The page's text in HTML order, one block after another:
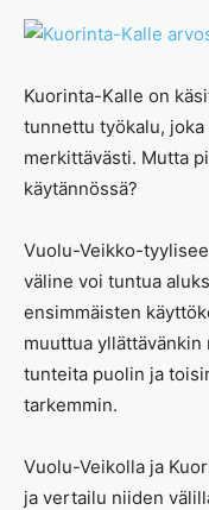
Kuorinta-Kalle on
tunnettu työkalu,
merkittävästi. Mutta
käytännössä?
Vuolu-Veikko-
väline voi tuntua
ensimmäisten
muuttua
tunteita puolin ja
tarkemmin.
Vuolu-Veikolla ja
ja vertailu niiden